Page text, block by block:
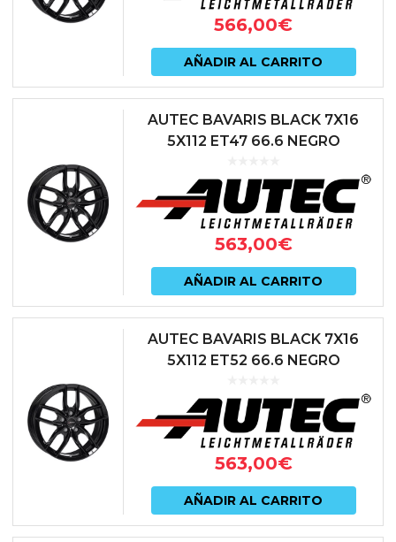
566,00€
AÑADIR AL CARRITO
AUTEC BAVARIS BLACK 7X16
5X112 ET47 66.6 NEGRO
563,00€
AÑADIR AL CARRITO
AUTEC BAVARIS BLACK 7X16
5X112 ET52 66.6 NEGRO
563,00€
AÑADIR AL CARRITO